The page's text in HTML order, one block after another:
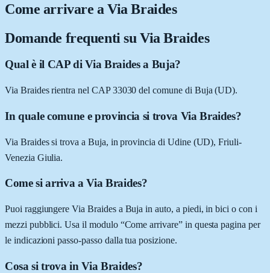
Come arrivare aVia Braides
Domande frequenti su Via Braides
Qual è il CAP di Via Braides a Buja?
Via Braides rientra nel CAP 33030 del comune di Buja (UD).
In quale comune e provincia si trova Via Braides?
Via Braides si trova a Buja, in provincia di Udine (UD), Friuli-
Venezia Giulia.
Come si arriva a Via Braides?
Puoi raggiungere Via Braides a Buja in auto, a piedi, in bici o con i
mezzi pubblici. Usa il modulo “Come arrivare” in questa pagina per
le indicazioni passo-passo dalla tua posizione.
Cosa si trova in Via Braides?